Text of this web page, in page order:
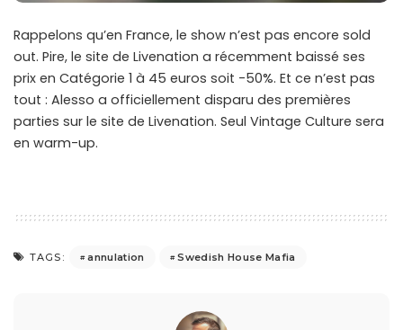
Rappelons qu’en France, le show n’est pas encore sold
out. Pire, le site de Livenation a récemment baissé ses
prix en Catégorie 1 à 45 euros soit -50%. Et ce n’est pas
tout : Alesso a officiellement disparu des premières
parties sur le site de Livenation. Seul Vintage Culture sera
en warm-up.
TAGS: annulation Swedish House Mafia